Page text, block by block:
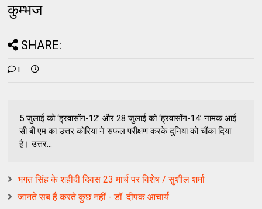
कुम्भज
SHARE:
1
5 जुलाई को ‘ह्रवासोंग-12’ और 28 जुलाई को ‘ह्रवासोंग-14’ नामक आई
सी बी एम का उत्तर कोरिया ने सफल परीक्षण करके दुनिया को चौंका दिया
है। उत्तर...
भगत सिंह के शहीदी दिवस 23 मार्च पर विशेष / सुशील शर्मा
जानते सब हैं करते कुछ नहीं - डॉ. दीपक आचार्य